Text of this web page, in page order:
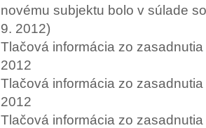
novému subjektu bolo v súlade
9. 2012)
Tlačová informácia zo
2012
Tlačová informácia zo
2012
Tlačová informácia zo